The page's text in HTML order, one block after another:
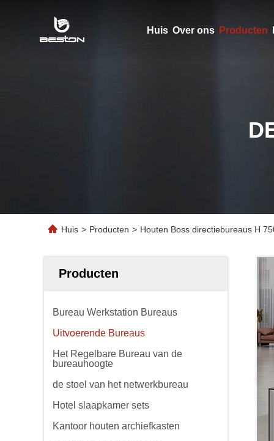
Huis Over ons Producten
Huis > Producten > Houten Boss directiebureaus H
Producten
Bureau Werkstation Bureaus
Uitvoerende Bureaus
Het Regelbare Bureau van de
bureauhoogte
de stoel van het netwerkbureau
Hotel slaapkamer sets
Kantoor houten archiefkasten